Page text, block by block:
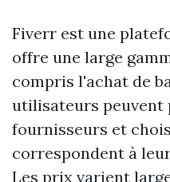
Fiverr est une
offre une large
compris l'achat de
utilisateurs
fournisseurs et
correspondent à
Les prix varient